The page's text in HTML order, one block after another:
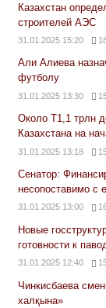
Казахстан
строителей АЭС
31.01.2025 15:20
Али Алиева
футболу
31.01.2025 13:30
Около Т1,1 трлн
Казахстана на
31.01.2025 13:18
Сенатор:
несопоставимо с
31.01.2025 13:00
Новые
готовности к
31.01.2025 12:40
Чинкисбаева
халқына»